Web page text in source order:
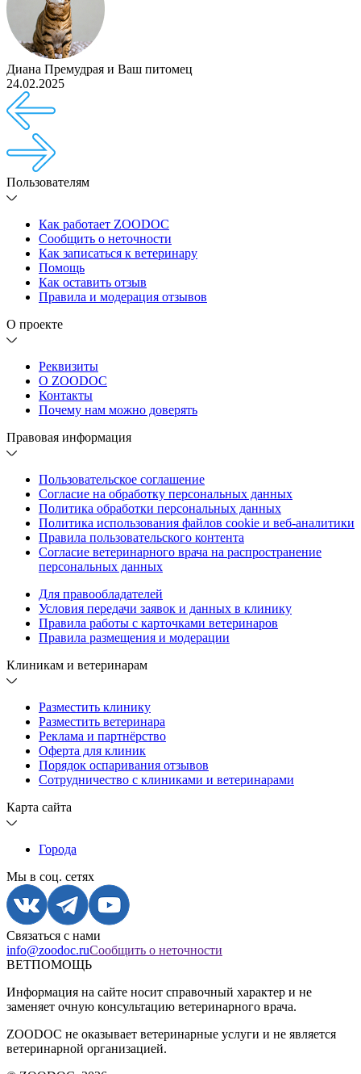
Диана Премудрая и Ваш питомец
24.02.2025
Пользователям
Как работает ZOODOC
Сообщить о неточности
Как записаться к ветеринару
Помощь
Как оставить отзыв
Правила и модерация отзывов
О проекте
Реквизиты
О ZOODOC
Контакты
Почему нам можно доверять
Правовая информация
Пользовательское соглашение
Согласие на обработку персональных данных
Политика обработки персональных данных
Политика использования файлов cookie и веб-аналитики
Правила пользовательского контента
Согласие ветеринарного врача на распространение
персональных данных
Для правообладателей
Условия передачи заявок и данных в клинику
Правила работы с карточками ветеринаров
Правила размещения и модерации
Клиникам и ветеринарам
Разместить клинику
Разместить ветеринара
Реклама и партнёрство
Оферта для клиник
Порядок оспаривания отзывов
Сотрудничество с клиниками и ветеринарами
Карта сайта
Города
Мы в соц. сетях
Связаться с нами
info@zoodoc.ruСообщить о неточности
ВЕТПОМОЩЬ
Информация на сайте носит справочный характер и не
заменяет очную консультацию ветеринарного врача.
ZOODOC не оказывает ветеринарные услуги и не является
ветеринарной организацией.